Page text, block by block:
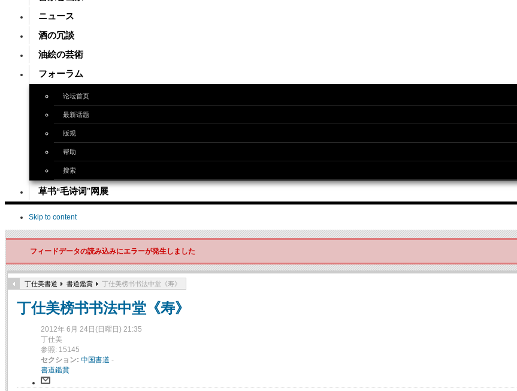
ニュース
酒の冗談
油絵の芸術
フォーラム
论坛首页
最新话题
版规
帮助
搜索
草书“毛诗词”网展
Skip to content
フィードデータの読み込みにエラーが発生しました
丁仕美書道 書道鑑賞 丁仕美榜书书法中堂《寿》
丁仕美榜书书法中堂《寿》
2012年 6月 24日(日曜日) 21:35
丁仕美
参照: 15145
セクション: 中国書道 -
書道鑑賞